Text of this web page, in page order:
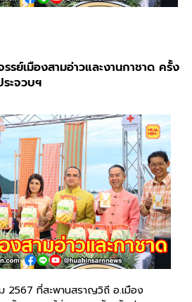
ย์เมืองสามอ่าวและงานกาชาด ครั้ง
ะจวบฯ
2567 ที่สะพานสราญวิถี อ.เมือง